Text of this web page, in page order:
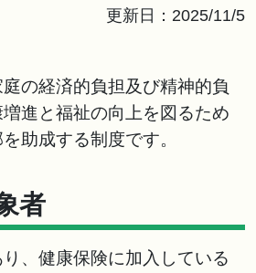
更新日：2025/11/5
の経済的負担及び精神的負
進と福祉の向上を図るため
助成する制度です。
者
、健康保険に加入している